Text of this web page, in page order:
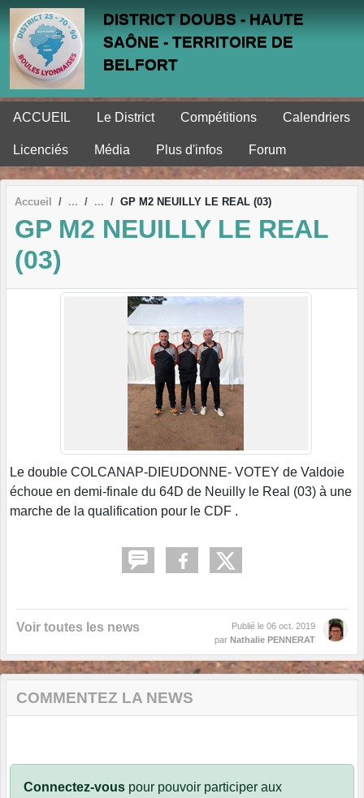
DISTRICT DOUBS - HAUTE
SAÔNE - TERRITOIRE DE
BELFORT
ACCUEIL Le District Compétitions Calendriers
Licenciés Média Plus d'infos Forum
Accueil GP M2 NEUILLY LE REAL (03)
GP M2 NEUILLY LE REAL
(03)
Le double COLCANAP-DIEUDONNE- VOTEY de Valdoie
échoue en demi-finale du 64D de Neuilly le Real (03) à une
marche de la qualification pour le CDF .
Voir toutes les news Publié le 06 oct. 2019
par Nathalie PENNERAT
COMMENTEZ LA NEWS
Connectez-vous pour pouvoir participer aux
Panneau de gestion des cookies